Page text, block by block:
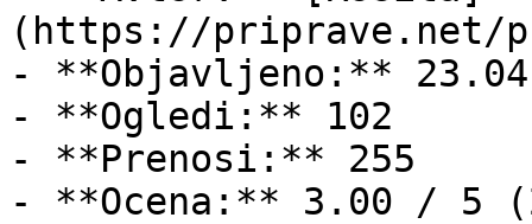
(https://
- **Objavljeno:**
- **Ogledi:** 102
- **Prenosi:** 255
- **Ocena:** 3.00 / 5